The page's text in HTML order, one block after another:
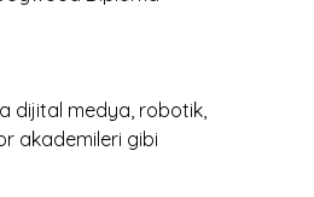
dijital medya, robotik,
akademileri gibi